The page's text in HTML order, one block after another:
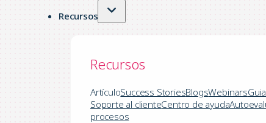
Recursos
Recursos
ArtículoSuccess StoriesBlogsWebinarsGuia
Soporte al clienteCentro de ayuda
procesos